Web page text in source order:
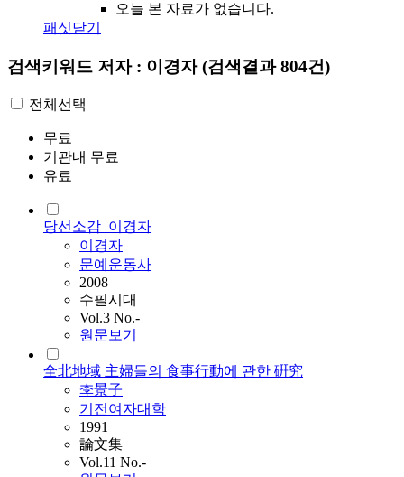
오늘 본 자료가 없습니다.
패싯닫기
검색키워드 저자 : 이경자(검색결과 804건)
전체선택
무료
기관내 무료
유료
당선소감_이경자
이경자
문예운동사
2008
수필시대
Vol.3 No.-
원문보기
全北地域 主婦들의 食事行動에 관한 硏究
李景子
기전여자대학
1991
論文集
Vol.11 No.-